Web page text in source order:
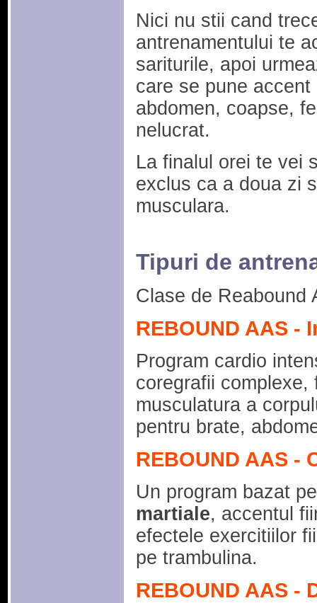
Nici nu stii cand
antrenamentului te
sariturile, apoi
care se pune
abdomen, coapse,
nelucrat.
La finalul orei te vei
exclus ca a doua zi
musculara.
Tipuri de
Clase de Reabound
REBOUND AAS -
Program cardio
coregrafii complexe,
musculatura a
pentru brate,
REBOUND AAS -
Un program bazat
martiale, accentul
efectele exercitiilor
pe trambulina.
REBOUND AAS -